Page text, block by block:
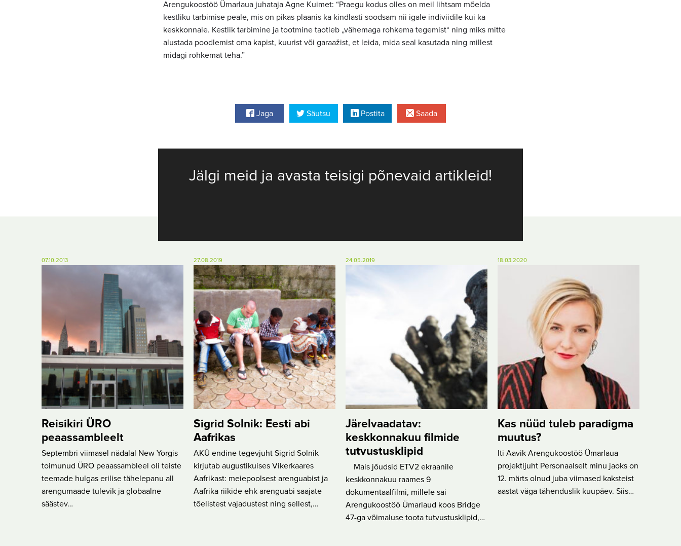
Arengukoostöö Ümarlaua juhataja Agne Kuimet: “Praegu kodus olles on meil lihtsam mõelda
kestliku tarbimise peale, mis on pikas plaanis ka kindlasti soodsam nii igale indiviidile kui ka
keskkonnale. Kestlik tarbimine ja tootmine taotleb „vähemaga rohkema tegemist“ ning miks mitte
alustada poodlemist oma kapist, kuurist või garaažist, et leida, mida seal kasutada ning millest
midagi rohkemat teha.”
Jaga Säutsu Postita Saada
Jälgi meid ja avasta teisigi põnevaid artikleid!
07.10.2013
Reisikiri ÜRO
peaassambleelt
Septembri viimasel nädalal New Yorgis
toimunud ÜRO peaassambleel oli teiste
teemade hulgas erilise tähelepanu all
arengumaade tulevik ja globaalne
säästev…
27.08.2019
Sigrid Solnik: Eesti abi
Aafrikas
AKÜ endine tegevjuht Sigrid Solnik
kirjutab augustikuises Vikerkaares
Aafrikast: meiepoolsest arenguabist ja
Aafrika riikide ehk arenguabi saajate
tõelistest vajadustest ning sellest,…
24.05.2019
Järelvaadatav:
keskkonnakuu filmide
tutvustusklipid
Mais jõudsid ETV2 ekraanile
keskkonnakuu raames 9
dokumentaalfilmi, millele sai
Arengukoostöö Ümarlaud koos Bridge
47-ga võimaluse toota tutvustusklipid,…
18.03.2020
Kas nüüd tuleb paradigma
muutus?
Iti Aavik Arengukoostöö Ümarlaua
projektijuht Personaalselt minu jaoks on
12. märts olnud juba viimased kaksteist
aastat väga tähenduslik kuupäev. Siis…